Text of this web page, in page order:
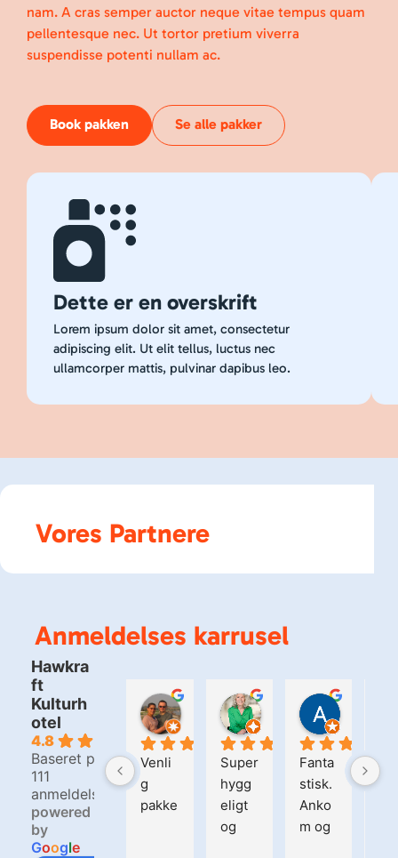
nam. A cras semper auctor neque vitae tempus quam
pellentesque nec. Ut tortor pretium viverra
suspendisse potenti nullam ac.
Book pakken Se alle pakker
Dette er en overskrift
Lorem ipsum dolor sit amet, consectetur
adipiscing elit. Ut elit tellus, luctus nec
ullamcorper mattis, pulvinar dapibus leo.
Vores Partnere
Anmeldelses karrusel
Hawkra
ft
Kulturh
otel
4.8
Baseret på
111
anmeldelser
powered
by
Google
Bjarne Christensen
2 dage siden
Venli
g
pakke
Kirsten Matzen
6 dage siden
Super
hygg
eligt
og
Alain
2 uger
Fanta
stisk.
Anko
m og